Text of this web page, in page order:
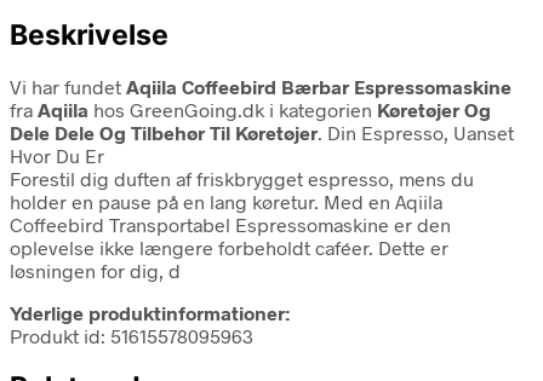
Beskrivelse
Vi har fundet Aqiila Coffeebird Bærbar Espressomaskine
fra Aqiila hos GreenGoing.dk i kategorien Køretøjer Og
Dele Dele Og Tilbehør Til Køretøjer. Din Espresso, Uanset
Hvor Du Er
Forestil dig duften af friskbrygget espresso, mens du
holder en pause på en lang køretur. Med en Aqiila
Coffeebird Transportabel Espressomaskine er den
oplevelse ikke længere forbeholdt caféer. Dette er
løsningen for dig, d
Yderlige produktinformationer:
Produkt id: 51615578095963